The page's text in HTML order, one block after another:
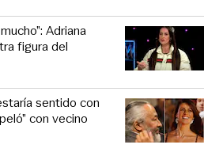
Adriana
figura del
sentido con
con vecino